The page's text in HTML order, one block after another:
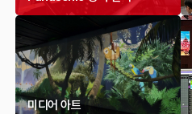
미디어 아트